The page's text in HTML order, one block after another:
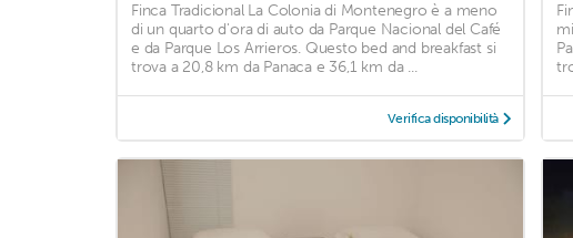
Finca Tradicional La Colonia di Montenegro è a meno
di un quarto d'ora di auto da Parque Nacional del Café
e da Parque Los Arrieros. Questo bed and breakfast si
trova a 20,8 km da Panaca e 36,1 km da ...
Verifica disponibilità